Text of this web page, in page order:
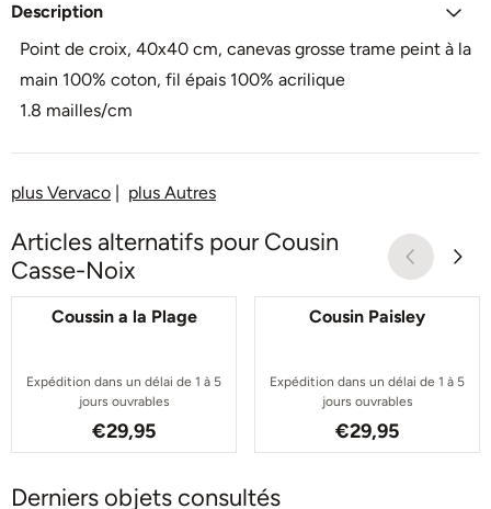
Description
Point de croix, 40x40 cm, canevas grosse trame peint à la
main 100% coton, fil épais 100% acrilique
1.8 mailles/cm
plus Vervaco plus Autres
Articles alternatifs pourCousin
Casse-Noix
Coussin a la Plage
Expédition dans un délai de 1 à 5
jours ouvrables
Prix: 29,95
€29,95
Cousin Paisley
Expédition dans un délai de 1 à 5
jours ouvrables
Prix: 29,95
€29,95
Derniers objets consultés